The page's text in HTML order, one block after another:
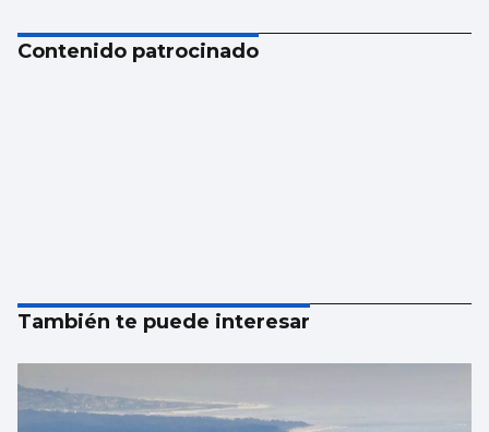
Contenido patrocinado
También te puede interesar